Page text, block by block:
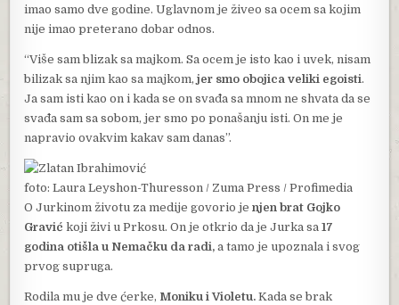
imao samo dve godine. Uglavnom je živeo sa ocem sa kojim
nije imao preterano dobar odnos.
“Više sam blizak sa majkom. Sa ocem je isto kao i uvek, nisam
bilizak sa njim kao sa majkom,jer smo obojica veliki egoisti.
Ja sam isti kao on i kada se on svađa sa mnom ne shvata da se
svađa sam sa sobom, jer smo po ponašanju isti. On me je
napravio ovakvim kakav sam danas”.
foto: Laura Leyshon-Thuresson / Zuma Press / Profimedia
O Jurkinom životu za medije govorio jenjen brat Gojko
Gravić koji živi u Prkosu. On je otkrio da je Jurka sa17
godina otišla u Nemačku da radi, a tamo je upoznala i svog
prvog supruga.
Rodila mu je dve ćerke, Moniku i Violetu. Kada se brak